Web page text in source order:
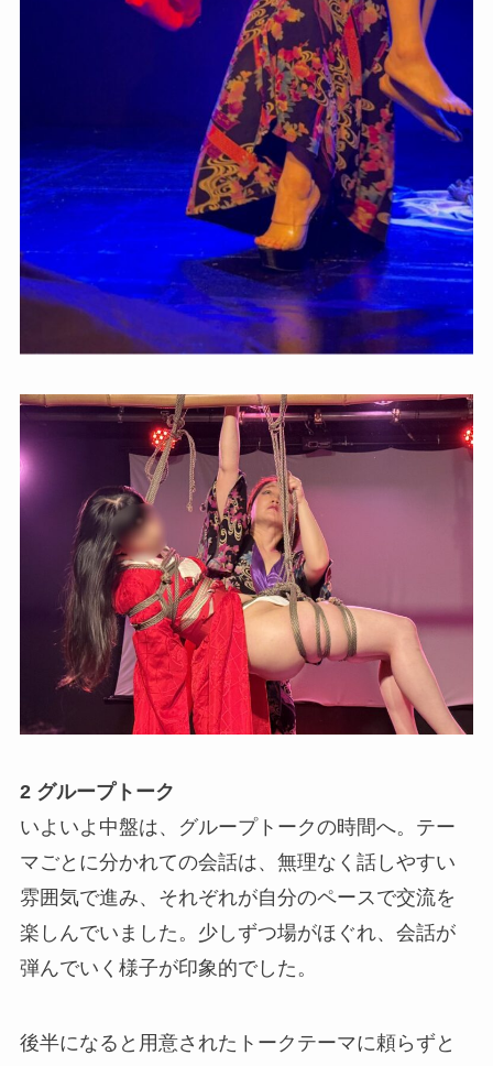
2 グループトーク
いよいよ中盤は、グループトークの時間へ。テー
マごとに分かれての会話は、無理なく話しやすい
雰囲気で進み、それぞれが自分のペースで交流を
楽しんでいました。少しずつ場がほぐれ、会話が
弾んでいく様子が印象的でした。
後半になると用意されたトークテーマに頼らずと